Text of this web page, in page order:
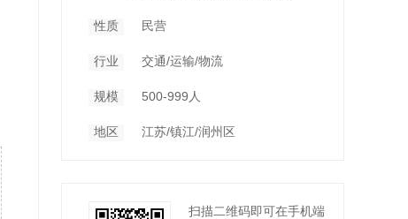
性质 民营
行业 交通/运输/物流
规模 500-999人
地区 江苏/镇江/润州区
扫描二维码即可在手机端